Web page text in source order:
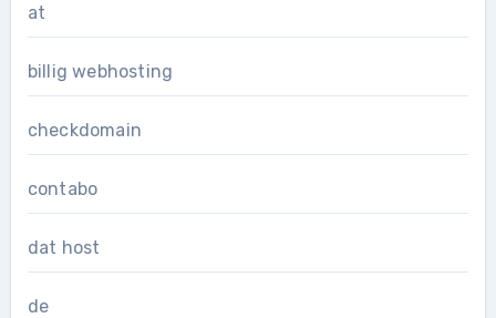
at
billig webhosting
checkdomain
contabo
dat host
de